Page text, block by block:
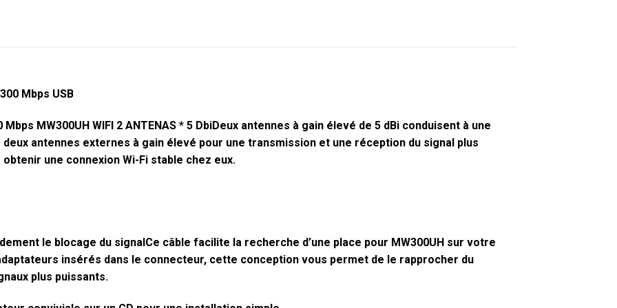
Mbps USB
MW300UH WIFI 2 ANTENAS * 5 DbiDeux antennes à gain élevé de 5 dBi conduisent à une
antennes externes à gain élevé pour une transmission et une réception du signal plus
une connexion Wi-Fi stable chez eux.
le blocage du signalCe câble facilite la recherche d’une place pour MW300UH sur votre
insérés dans le connecteur, cette conception vous permet de le rapprocher du
plus puissants.